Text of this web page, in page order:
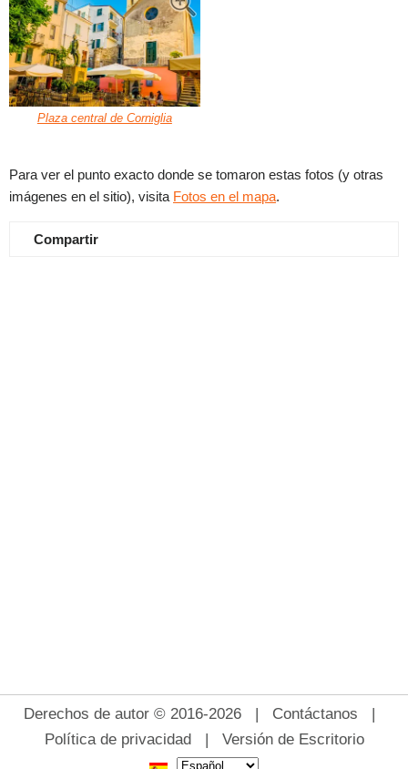
Plaza central de Corniglia
Para ver el punto exacto donde se tomaron estas fotos (y otras
imágenes en el sitio), visita Fotos en el mapa.
Compartir
Derechos de autor © 2016-2026 | Contáctanos |
Política de privacidad| Versión de Escritorio